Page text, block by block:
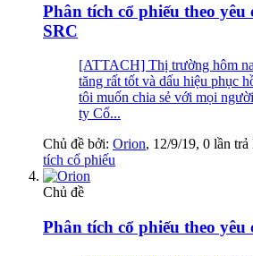
Phân tích cổ phiếu theo yêu
SRC
[ATTACH] Thị trường hôm
tăng rất tốt và dấu hiệu phục
tôi muốn chia sẻ với mọi
ty Cổ...
Chủ đề bởi: Orion, 12/9/19, 0 lần
tích cổ phiếu
Chủ đề
Phân tích cổ phiếu theo yêu